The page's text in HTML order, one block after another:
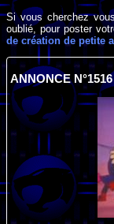
Si vous cherchez
oublié, pour poster
de création de petite
ANNONCE